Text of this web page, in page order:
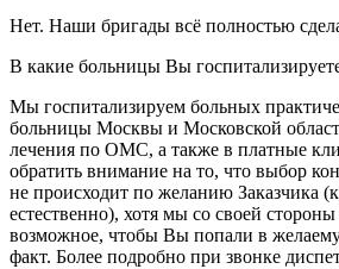
Нет. Наши бригады всё полностью
В какие больницы Вы
Мы госпитализируем больных
больницы Москвы и Московской
лечения по ОМС, а также в платные
обратить внимание на то, что выбор
не происходит по желанию Заказчика
естественно), хотя мы со своей
возможное, чтобы Вы попали в
факт. Более подробно при звонке